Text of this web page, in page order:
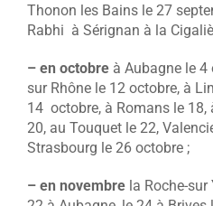
Thonon les Bains le 27
Rabhi à Sérignan à la
– en octobreà Aubagne le 4
sur Rhône le 12 octobre, à
14 octobre, à Romans le 18,
20, au Touquet le 22,
Strasbourg le 26 octobre ;
– en novembrela Roche-sur